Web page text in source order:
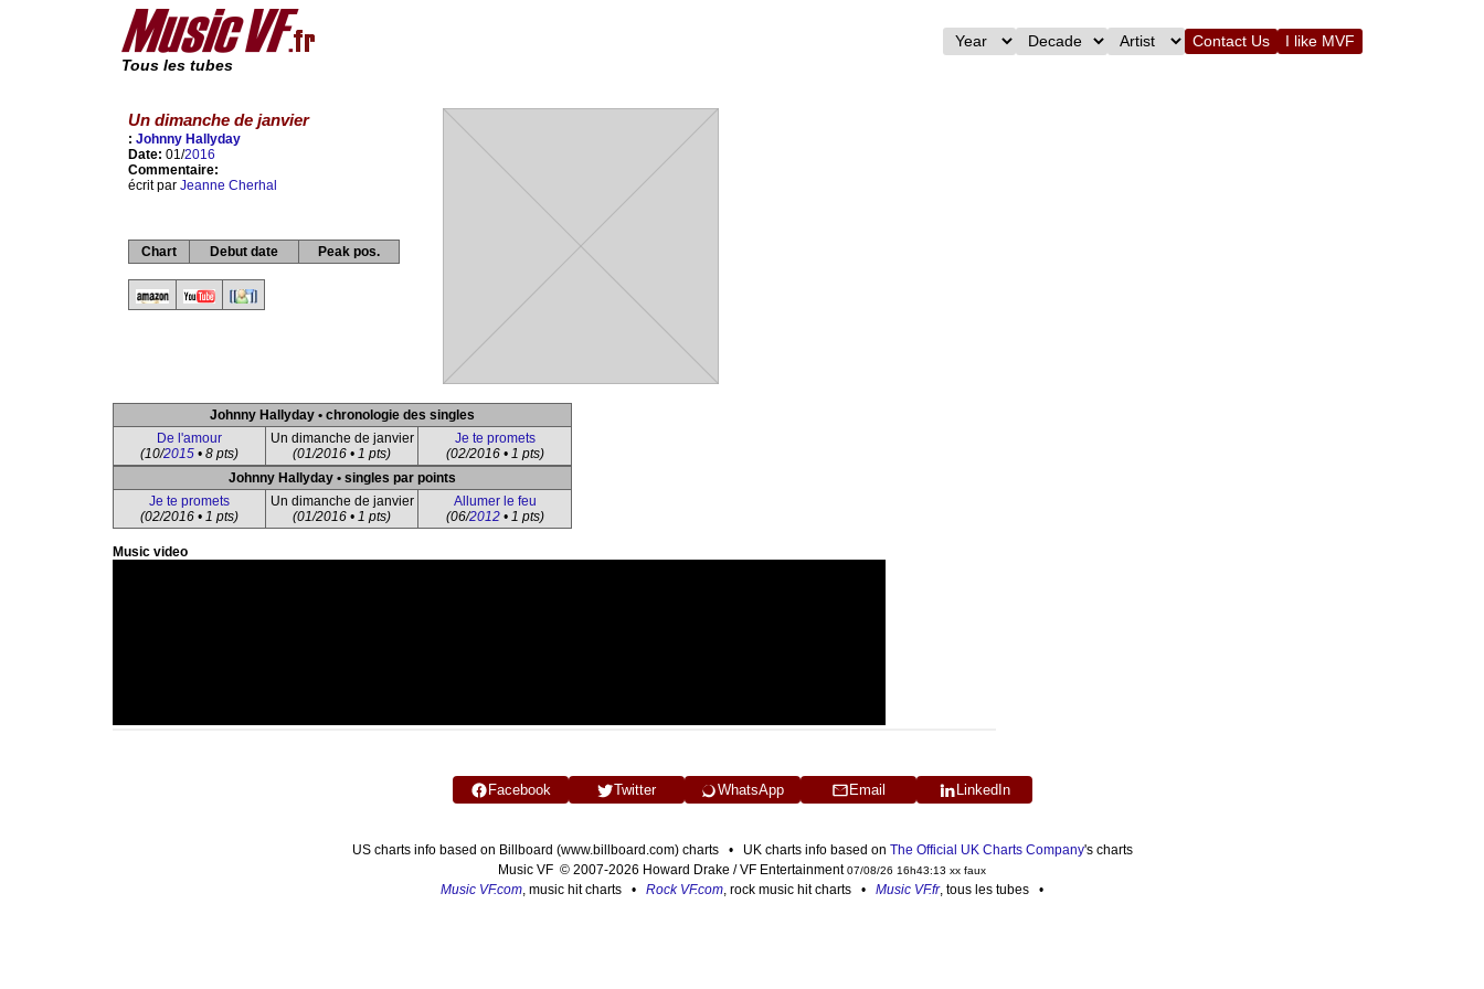
Tous les tubes
Contact Us I like MVF
Un dimanche de janvier
: Johnny Hallyday
Date: 01/2016
Commentaire:
écrit par Jeanne Cherhal
Chart Debut date Peak pos.
Johnny Hallyday • chronologie des singles
De l'amour
(10/2015 • 8 pts)
Un dimanche de janvier
(01/2016 • 1 pts)
Je te promets
(02/2016 • 1 pts)
Johnny Hallyday • singles par points
Je te promets
(02/2016 • 1 pts)
Un dimanche de janvier
(01/2016 • 1 pts)
Allumer le feu
(06/2012• 1 pts)
Music video
Facebook Twitter WhatsApp Email LinkedIn
US charts info based on Billboard (www.billboard.com) charts • UK charts info based on The Official UK Charts Company's charts
Music VF © 2007-2026 Howard Drake / VF Entertainment07/08/26 16h43:13 xx faux
Music VF.com, music hit charts • Rock VF.com, rock music hit charts • Music VF.fr, tous les tubes •